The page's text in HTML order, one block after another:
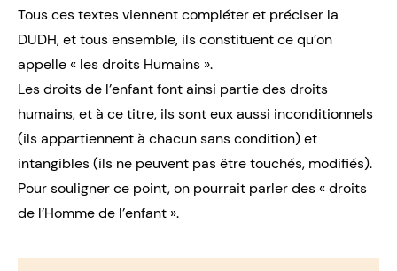
Tous ces textes viennent compléter et préciser la
DUDH, et tous ensemble, ils constituent ce qu’on
appelle « les droits Humains ».
Les droits de l’enfant font ainsi partie des droits
humains, et à ce titre, ils sont eux aussi inconditionnels
(ils appartiennent à chacun sans condition) et
intangibles (ils ne peuvent pas être touchés, modifiés).
Pour souligner ce point, on pourrait parler des « droits
de l’Homme de l’enfant ».